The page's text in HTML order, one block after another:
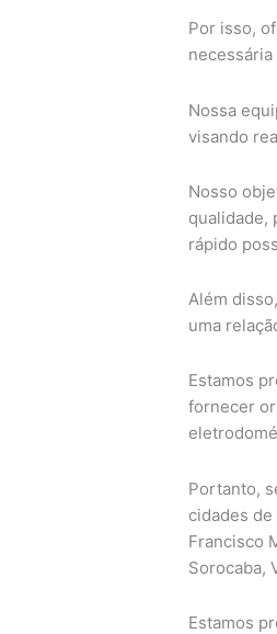
Por isso,
Nossa
visando
Nosso
qualidade,
rápido
Além
uma
Estamos
fornecer
Portanto,
cidades de
Francisco
Sorocaba,
Estamos